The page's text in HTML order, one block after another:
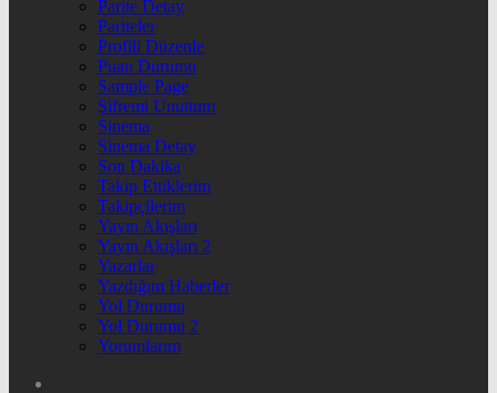
Parite Detay
Pariteler
Profili Düzenle
Puan Durumu
Sample Page
Şifremi Unuttum
Sinema
Sinema Detay
Son Dakika
Takip Ettiklerim
Takipçilerim
Yayın Akışları
Yayın Akışları 2
Yazarlar
Yazdığım Haberler
Yol Durumu
Yol Durumu 2
Yorumlarım